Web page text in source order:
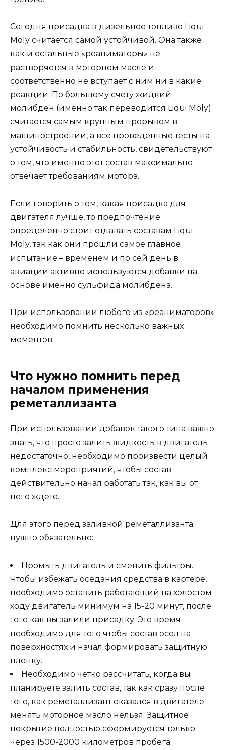
Сегодня присадка в дизельное топливо Liqui
Moly считается самой устойчивой. Она также
как и остальные «реаниматоры» не
растворяется в моторном масле и
соответственно не вступает с ним ни в какие
реакции. По большому счету жидкий
молибден (именно так переводится Liqui Moly)
считается самым крупным прорывом в
машиностроении, а все проведенные тесты на
устойчивость и стабильность, свидетельствуют
о том, что именно этот состав максимально
отвечает требованиям мотора.
Если говорить о том, какая присадка для
двигателя лучше, то предпочтение
определенно стоит отдавать составам Liqui
Moly, так как они прошли самое главное
испытание – временем и по сей день в
авиации активно используются добавки на
основе именно сульфида молибдена.
При использовании любого из «реаниматоров»
необходимо помнить несколько важных
моментов.
Что нужно помнить перед
началом применения
реметаллизанта
При использовании добавок такого типа важно
знать, что просто залить жидкость в двигатель
недостаточно, необходимо произвести целый
комплекс мероприятий, чтобы состав
действительно начал работать так, как вы от
него ждете.
Для этого перед заливкой реметаллизанта
нужно обязательно:
Промыть двигатель и сменить фильтры.
Чтобы избежать оседания средства в картере,
необходимо оставить работающий на холостом
ходу двигатель минимум на 15-20 минут, после
того как вы залили присадку. Это время
необходимо для того чтобы состав осел на
поверхностях и начал формировать защитную
пленку.
Необходимо четко рассчитать, когда вы
планируете залить состав, так как сразу после
того, как реметаллизант оказался в двигателе
менять моторное масло нельзя. Защитное
покрытие полностью сформируется только
через 1500-2000 километров пробега.